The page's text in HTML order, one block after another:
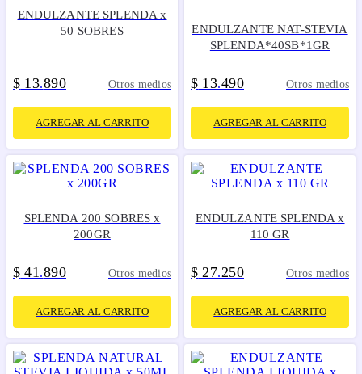
ENDULZANTE SPLENDA x
50 SOBRES
$ 13.890 Otros medios
AGREGAR AL CARRITO
ENDULZANTE NAT-STEVIA
SPLENDA*40SB*1GR
$ 13.490 Otros medios
AGREGAR AL CARRITO
SPLENDA 200 SOBRES x
200GR
$ 41 .890 Otros medios
AGREGAR AL CARRITO
ENDULZANTE SPLENDA x
110 GR
$ 27.250 Otros medios
AGREGAR AL CARRITO